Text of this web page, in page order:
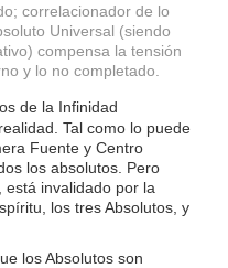
correlacionador de lo
Universal (siendo
compensa la tensión
y lo no completado.
de la Infinidad
Tal como lo puede
Fuente y Centro
los absolutos. Pero
invalidado por la
los tres Absolutos, y
los Absolutos son